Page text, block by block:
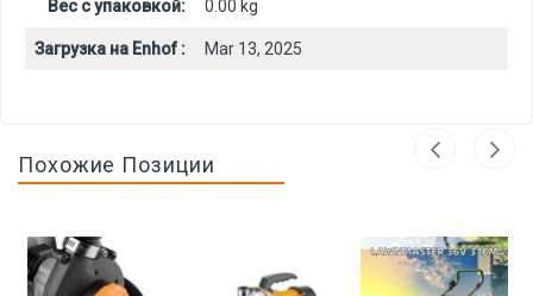
Вес с упаковкой: 0.00 kg
Загрузка на Enhof : Mar 13, 2025
Похожие Позиции